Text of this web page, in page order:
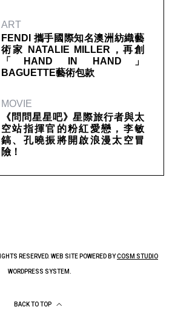
ART
FENDI 攜手國際知名澳洲紡織藝
術家 NATALIE MILLER，再創
「HAND IN HAND」
BAGUETTE藝術包款
MOVIE
《問問星星吧》星際旅行者與太
空站指揮官的粉紅愛戀，李敏
鎬、孔曉振將開啟浪漫太空冒
險！
RESERVED. WEB SITE POWERED BYCOSM STUDIO
WORDPRESS SYSTEM.
BACK TO TOP